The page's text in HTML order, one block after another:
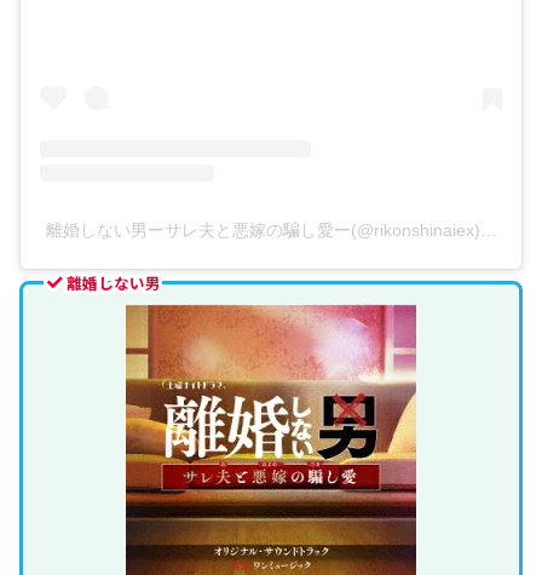
離婚しない男ーサレ夫と悪嫁の騙し愛ー(@rikonshinaiex)がシェ
離婚しない男